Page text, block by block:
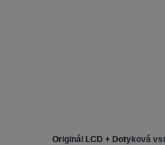
Originál LCD + Dotyková